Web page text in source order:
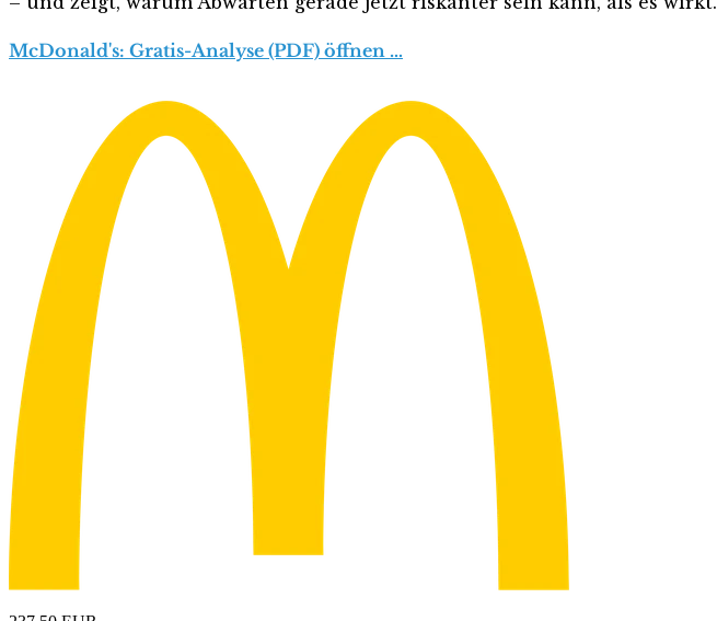
McDonald's: Gratis-Analyse (PDF) öffnen …